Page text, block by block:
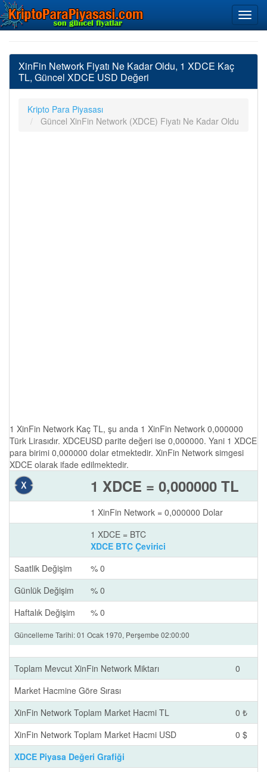
XinFin Network Fiyatı Ne Kadar Oldu, 1 XDCE Kaç
TL, Güncel XDCE USD Değeri
Kripto Para Piyasası
Güncel XinFin Network (XDCE) Fiyatı Ne Kadar Oldu
1 XinFin Network Kaç TL, şu anda 1 XinFin Network 0,000000
Türk Lirasıdır. XDCEUSD parite değeri ise 0,000000. Yani 1 XDCE
para birimi 0,000000 dolar etmektedir. XinFin Network simgesi
XDCE olarak ifade edilmektedir.
1 XDCE = 0,000000 TL
1 XinFin Network = 0,000000 Dolar
1 XDCE = BTC
XDCE BTC Çevirici
Saatlik Değişim
% 0
Günlük Değişim
% 0
Haftalık Değişim
% 0
Güncelleme Tarihi: 01 Ocak 1970, Perşembe 02:00:00
Toplam Mevcut XinFin Network Miktarı
0
Market Hacmine Göre Sırası
XinFin Network Toplam Market Hacmi TL
0 ₺
XinFin Network Toplam Market Hacmi USD
0 $
XDCE Piyasa Değeri Grafiği